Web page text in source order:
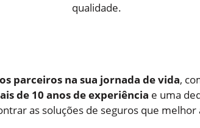
qualidade.
parceiros na sua jornada de vida,
de 10 anos de experiência e uma
as soluções de seguros que